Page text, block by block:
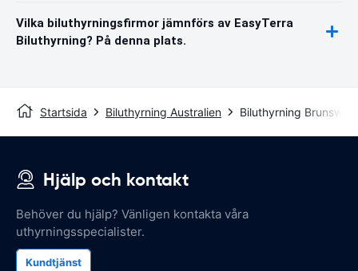
Vilka biluthyrningsfirmor jämnförs av EasyTerra
Biluthyrning? På denna plats.
Startsida Biluthyrning Australien Biluthyrning
Hjälp och kontakt
Behöver du hjälp? Vänligen kontakta våra
uthyrningsspecialister.
Kundtjänst